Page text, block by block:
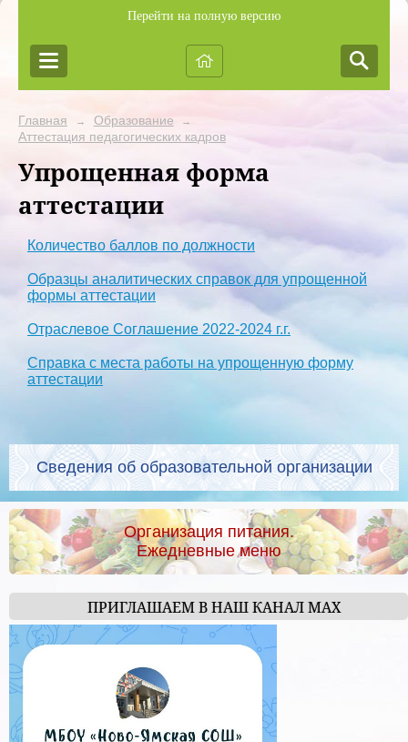
Перейти на полную версию
Главная → Образование →
Аттестация педагогических кадров
Упрощенная форма
аттестации
Количество баллов по должности
Образцы аналитических справок для упрощенной
формы аттестации
Отраслевое Соглашение 2022-2024 г.г.
Справка с места работы на упрощенную форму
аттестации
Сведения об образовательной организации
Организация питания.
Ежедневные меню
ПРИГЛАШАЕМ В НАШ КАНАЛ МАХ